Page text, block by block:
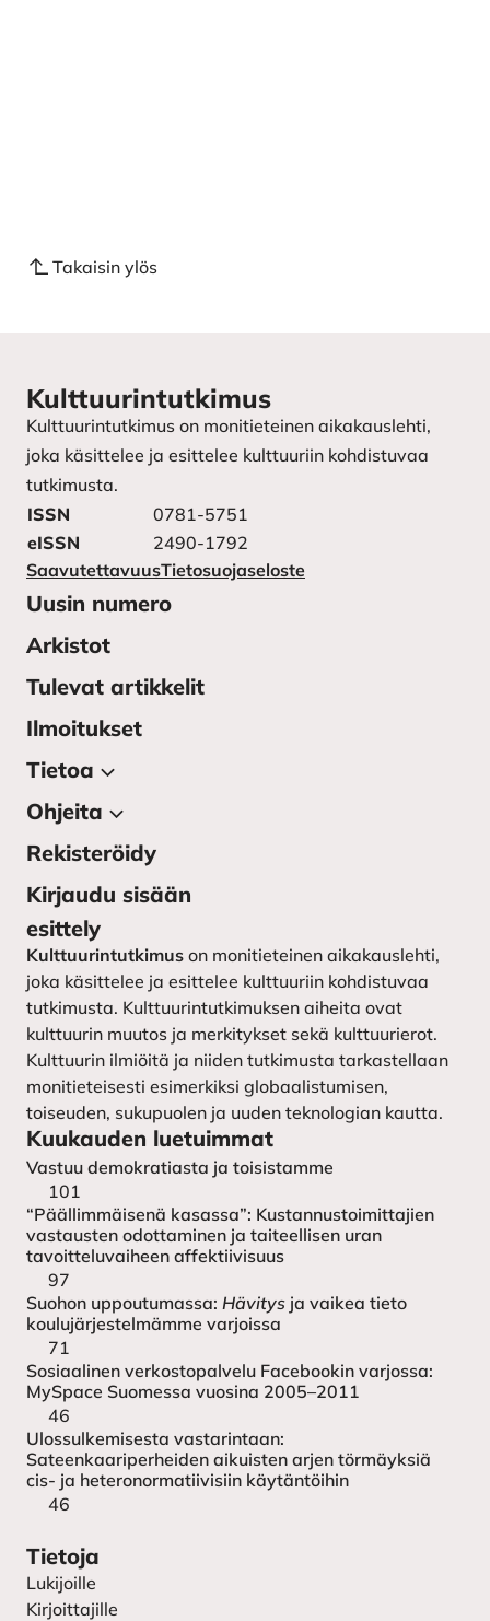
Takaisin ylös
Kulttuurintutkimus
Kulttuurintutkimus on monitieteinen aikakauslehti,
joka käsittelee ja esittelee kulttuuriin kohdistuvaa
tutkimusta.
ISSN
0781-5751
eISSN
2490-1792
SaavutettavuusTietosuojaseloste
Uusin numero
Arkistot
Tulevat artikkelit
Ilmoitukset
Tietoa
Tietoa julkaisusta
Lehden toimitus
Kulttuurintutkimuksen
seura
Ohjeita
Kirjoittajan ohjeet
Kirjoittajaohjeet ruotsiksi –
instruktioner till författarna
Lähetä käsikirjoitus
Rekisteröidy
Kirjaudu sisään
esittely
Kulttuurintutkimus on monitieteinen aikakauslehti,
joka käsittelee ja esittelee kulttuuriin kohdistuvaa
tutkimusta. Kulttuurintutkimuksen aiheita ovat
kulttuurin muutos ja merkitykset sekä kulttuurierot.
Kulttuurin ilmiöitä ja niiden tutkimusta tarkastellaan
monitieteisesti esimerkiksi globaalistumisen,
toiseuden, sukupuolen ja uuden teknologian kautta.
Kuukauden luetuimmat
Vastuu demokratiasta ja toisistamme
101
“Päällimmäisenä kasassa”: Kustannustoimittajien
vastausten odottaminen ja taiteellisen uran
tavoitteluvaiheen affektiivisuus
97
Suohon uppoutumassa: Hävitys ja vaikea tieto
koulujärjestelmämme varjoissa
71
Sosiaalinen verkostopalvelu Facebookin varjossa:
MySpace Suomessa vuosina 2005–2011
46
Ulossulkemisesta vastarintaan:
Sateenkaariperheiden aikuisten arjen törmäyksiä
cis- ja heteronormatiivisiin käytäntöihin
46
Tietoja
Lukijoille
Kirjoittajille